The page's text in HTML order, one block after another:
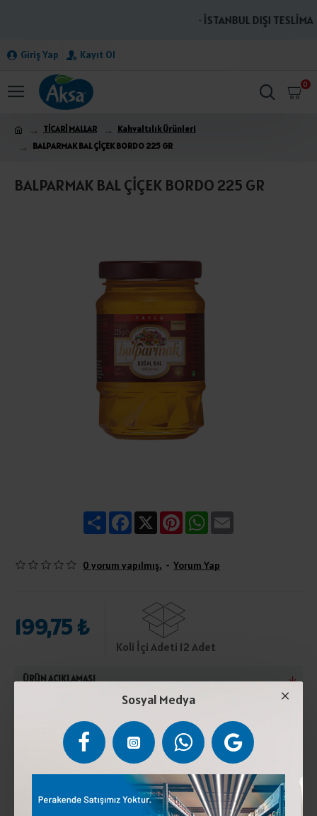
Sosyal Medya
· İSTANBUL DIŞI
Giriş Yap Kayıt Ol
0
TİCARİ MALLAR
Kahvaltılık Ürünleri
BALPARMAK BAL ÇİÇEK BORDO 225 GR
BALPARMAK BAL ÇİÇEK BORDO 225 GR
ShareFacebook
X PinterestWhatsApp
0 yorum yapılmış. - Yorum Yap
199,75 ₺
Koli İçi Adeti 12 Adet
ÜRÜN AÇIKLAMASI
sıcaklığında saklayınız.Bir yaşın altındaki çocuklar
tüketmemelidir.